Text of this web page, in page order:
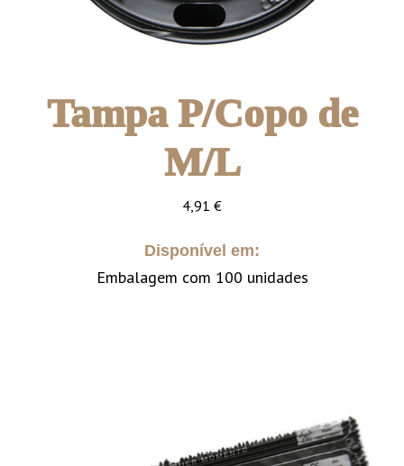
Tampa P/Copo de
M/L
4,91 €
Disponível em:
Embalagem com 100 unidades